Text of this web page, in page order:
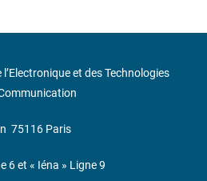
l’Electronique et des Technologies
75116 Paris
6 et « Iéna » Ligne 9